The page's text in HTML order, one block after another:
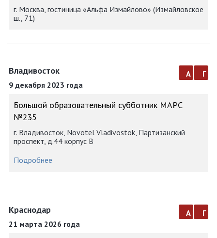
г. Москва, гостиница «Альфа Измайлово» (Измайловское
ш., 71)
Владивосток
9 декабря 2023 года
а г
Большой образовательный субботник МАРС
№235
г. Владивосток, Novotel Vladivostok, Партизанский
проспект, д.44 корпус В
Подробнее
Краснодар
21 марта 2026 года
а г